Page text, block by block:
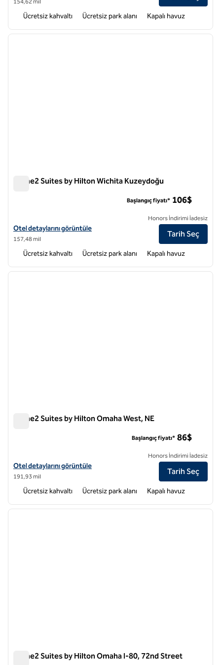
154,62 mil
Ücretsiz kahvaltı Ücretsiz park alanı Kapalı havuz
1 / 12
Home2 Suites by Hilton Wichita Kuzeydoğu
Home2 Suites by Hilton Wichita Northeast için otel detaylarını
Otel detaylarını görüntüle
157,48 mil
Başlangıç fiyatı* 106$
Honors İndirimi İadesiz
Tarih Seç
Ücretsiz kahvaltı Ücretsiz park alanı Kapalı havuz
1 / 12
Home2 Suites by Hilton Omaha West, NE
Home2 Suites by Hilton Omaha West, NE için otel detaylarını
Otel detaylarını görüntüle
191,93 mil
Başlangıç fiyatı* 86$
Honors İndirimi İadesiz
Tarih Seç
Ücretsiz kahvaltı Ücretsiz park alanı Kapalı havuz
1 / 12
Home2 Suites by Hilton Omaha I-80, 72nd Street